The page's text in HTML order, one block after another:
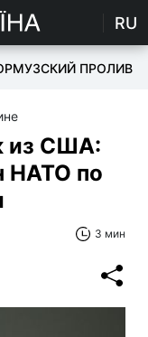
RU
ПРОЛИВ
из США:
НАТО по
3 мин